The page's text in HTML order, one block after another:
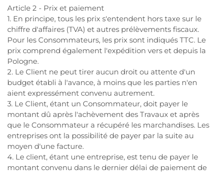
Article 2 - Prix et paiement
1. En principe, tous les prix s'entendent hors taxe sur le
chiffre d'affaires (TVA) et autres prélèvements fiscaux.
Pour les Consommateurs, les prix sont indiqués TTC. Le
prix comprend également l'expédition vers et depuis la
Pologne.
2. Le Client ne peut tirer aucun droit ou attente d'un
budget établi à l'avance, à moins que les parties n'en
aient expressément convenu autrement.
3. Le Client, étant un Consommateur, doit payer le
montant dû après l'achèvement des Travaux et après
que le Consommateur a récupéré les marchandises. Les
entreprises ont la possibilité de payer par la suite au
moyen d'une facture.
4. Le client, étant une entreprise, est tenu de payer le
montant convenu dans le dernier délai de paiement de